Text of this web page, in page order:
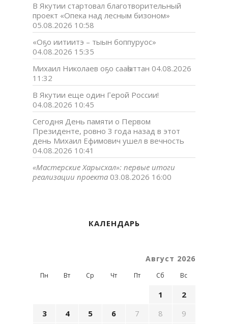
В Якутии стартовал благотворительный
проект «Опека над лесным бизоном»
05.08.2026 10:58
«Оҕо иитиитэ – тыын боппуруос»
04.08.2026 15:35
Михаил Николаев оҕо сааһыттан 04.08.2026
11:32
В Якутии еще один Герой России!
04.08.2026 10:45
Сегодня День памяти о Первом
Президенте, ровно 3 года назад в этот
день Михаил Ефимович ушел в вечность
04.08.2026 10:41
«Мастерские Харысхал»: первые итоги
реализации проекта 03.08.2026 16:00
КАЛЕНДАРЬ
Август 2026
Пн Вт Ср Чт Пт Сб Вс
1
2
3
4 5 6 7 8
9